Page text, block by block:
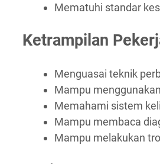
Mematuhi standar
Ketrampilan
Menguasai teknik
Mampu
Memahami sistem
Mampu membaca
Mampu melakukan